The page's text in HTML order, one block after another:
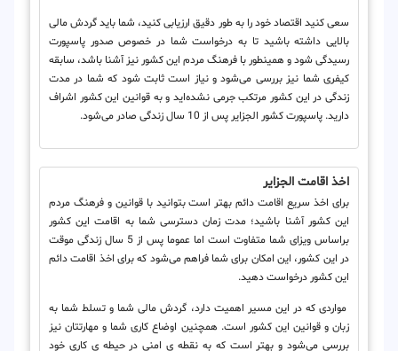
سعی کنید اقتصاد خود را به طور دقیق ارزیابی کنید، شما باید گردش مالی
بالایی داشته باشید تا به درخواست شما در خصوص صدور پاسپورت
رسیدگی شود و همینطور با فرهنگ مردم این کشور نیز آشنا باشد، سابقه
کیفری شما نیز بررسی می‌شود و نیاز است ثابت شود که شما در مدت
زندگی در این کشور مرتکب جرمی نشده‌اید و به قوانین این کشور اشراف
دارید. پاسپورت کشور الجزایر پس از 10 سال زندگی صادر می‌شود.
اخذ اقامت الجزایر
برای اخذ سریع اقامت دائم بهتر است بتوانید با قوانین و فرهنگ مردم
این کشور آشنا باشید؛ مدت زمان دسترسی شما به اقامت این کشور
براساس ویزای شما متفاوت است اما عموما پس از 5 سال زندگی موقت
در این کشور، این امکان برای شما فراهم می‌شود که برای اخذ اقامت دائم
این کشور درخواست دهید.
مواردی که در این مسیر اهمیت دارد، گردش مالی شما و تسلط شما به
زبان و قوانین این کشور است. همچنین اوضاع کاری شما و مهارتتان نیز
بررسی می‌شود و بهتر است که به نقطه ی امنی در حیطه ی کاری خود